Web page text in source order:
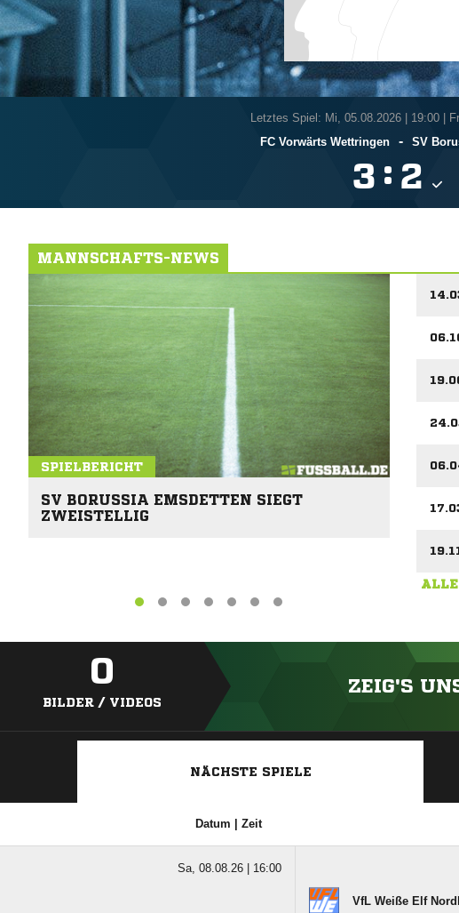
Letztes Spiel: Mi, 05.08.2026| 19:00 |
FC Vorwärts Wettringen
- SV
 : 
MANNSCHAFTS-NEWS
SPIELBERICHT
SV BORUSSIA EMSDETTEN SIEGT
ZWEISTELLIG
0
BILDER / VIDEOS
ZEIG'S
NÄCHSTE SPIELE
Datum | Zeit
Sa, 08.08.26 | 16:00
VfL Weiße Elf